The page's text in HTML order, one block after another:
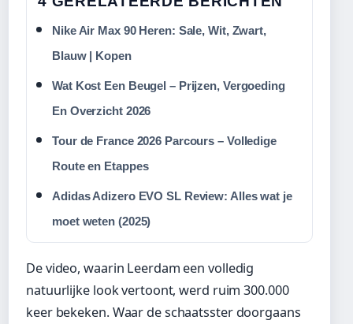
Nike Air Max 90 Heren: Sale, Wit, Zwart,
Blauw | Kopen
Wat Kost Een Beugel – Prijzen, Vergoeding
En Overzicht 2026
Tour de France 2026 Parcours – Volledige
Route en Etappes
Adidas Adizero EVO SL Review: Alles wat je
moet weten (2025)
De video, waarin Leerdam een volledig
natuurlijke look vertoont, werd ruim 300.000
keer bekeken. Waar de schaatsster doorgaans